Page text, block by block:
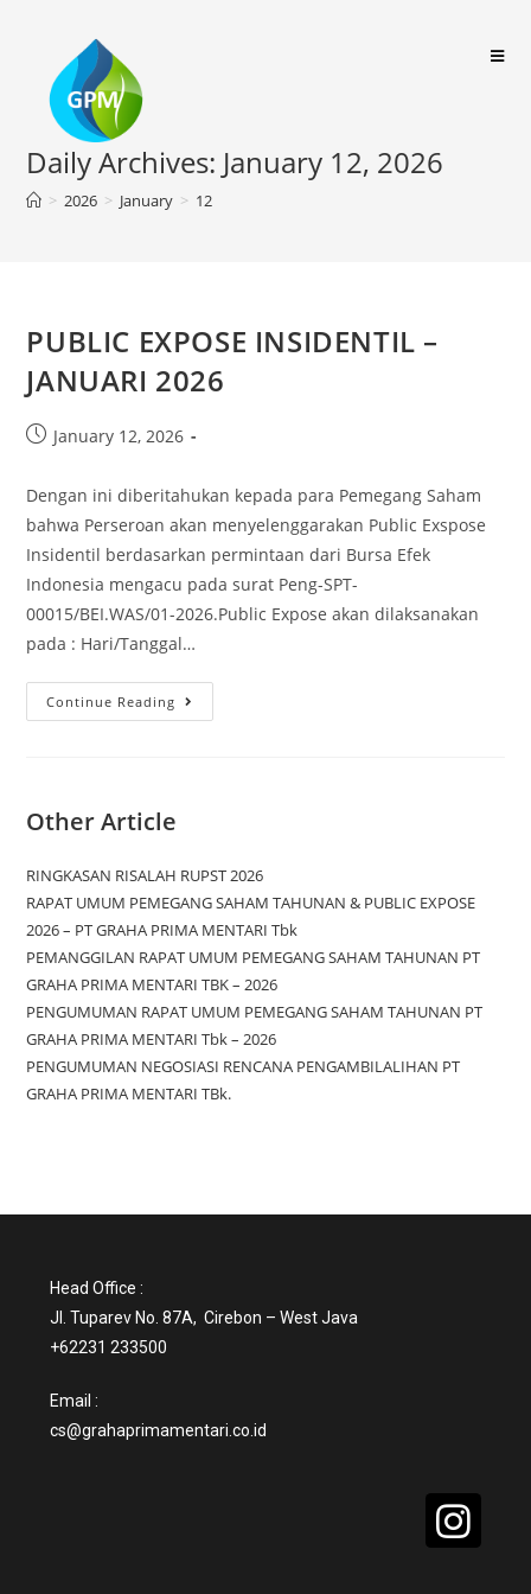
Daily Archives: January 12, 2026
> 2026 > January > 12
PUBLIC EXPOSE INSIDENTIL –
JANUARI 2026
January 12, 2026
Dengan ini diberitahukan kepada para Pemegang Saham
bahwa Perseroan akan menyelenggarakan Public Exspose
Insidentil berdasarkan permintaan dari Bursa Efek
Indonesia mengacu pada surat Peng-SPT-
00015/BEI.WAS/01-2026.Public Expose akan dilaksanakan
pada : Hari/Tanggal…
Continue Reading
Other Article
RINGKASAN RISALAH RUPST 2026
RAPAT UMUM PEMEGANG SAHAM TAHUNAN & PUBLIC EXPOSE
2026 – PT GRAHA PRIMA MENTARI Tbk
PEMANGGILAN RAPAT UMUM PEMEGANG SAHAM TAHUNAN PT
GRAHA PRIMA MENTARI TBK – 2026
PENGUMUMAN RAPAT UMUM PEMEGANG SAHAM TAHUNAN PT
GRAHA PRIMA MENTARI Tbk – 2026
PENGUMUMAN NEGOSIASI RENCANA PENGAMBILALIHAN PT
GRAHA PRIMA MENTARI TBk.
Head Office :
Jl. Tuparev No. 87A, Cirebon – West Java
+62231 233500
Email :
cs@grahaprimamentari.co.id